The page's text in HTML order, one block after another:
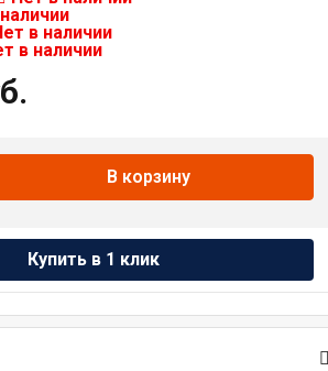
в наличии
в наличии
В корзину